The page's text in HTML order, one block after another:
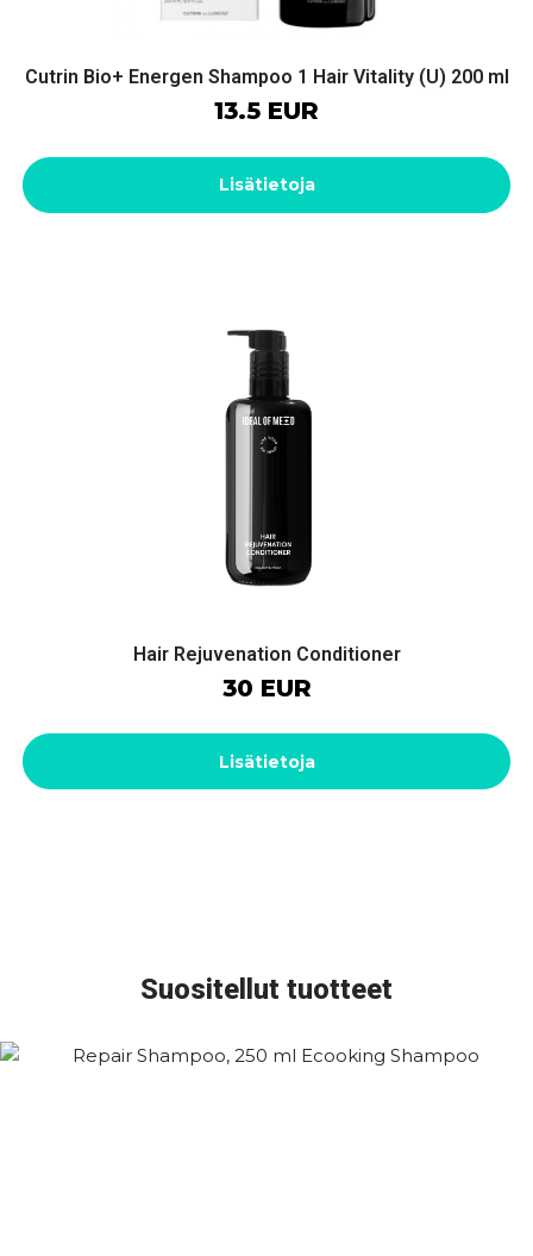
Cutrin Bio+ Energen Shampoo 1 Hair Vitality (U) 200 ml
13.5 EUR
Lisätietoja
Hair Rejuvenation Conditioner
30 EUR
Lisätietoja
Suositellut tuotteet